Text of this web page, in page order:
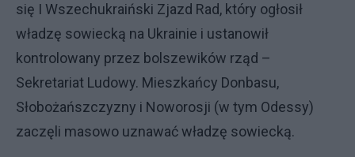
się I Wszechukraiński Zjazd Rad, który ogłosił
władzę sowiecką na Ukrainie i ustanowił
kontrolowany przez bolszewików rząd –
Sekretariat Ludowy. Mieszkańcy Donbasu,
Słobożańszczyzny i Noworosji (w tym Odessy)
zaczęli masowo uznawać władzę sowiecką.